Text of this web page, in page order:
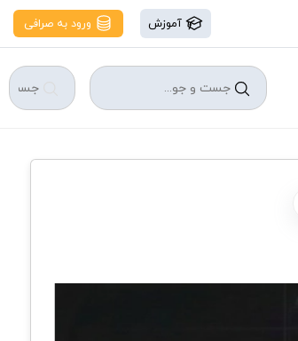
آموزش ورود به صرافی